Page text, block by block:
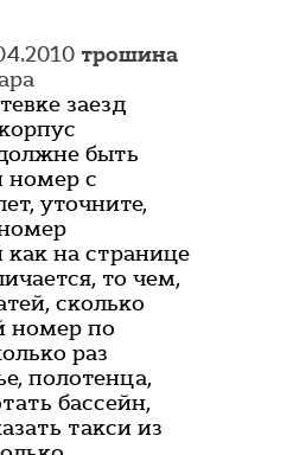
трошина
заезд
быть
номер с
уточните,
на странице
то чем,
сколько
номер по
раз
полотенца,
бассейн,
такси из